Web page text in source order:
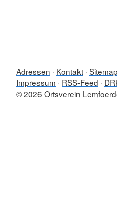
Adressen Kontakt Sitemap
Impressum
RSS-Feed
© 2026 Ortsverein